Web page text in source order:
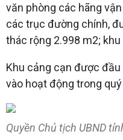
văn phòng các hãng
các trục đường chính,
thác rộng 2.998 m2;
Khu cảng cạn được đầu
vào hoạt động trong
Quyền Chủ tịch UBND